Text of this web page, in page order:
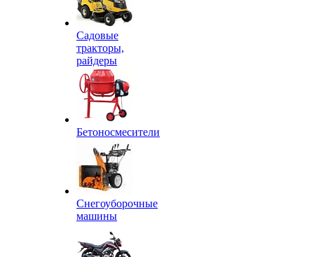
Садовые
тракторы,
райдеры
Бетоносмесители
Снегоуборочные
машины